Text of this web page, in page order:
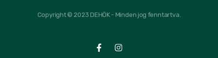
Copyright © 2023 DEHÖK - Minden jog fenntartva.